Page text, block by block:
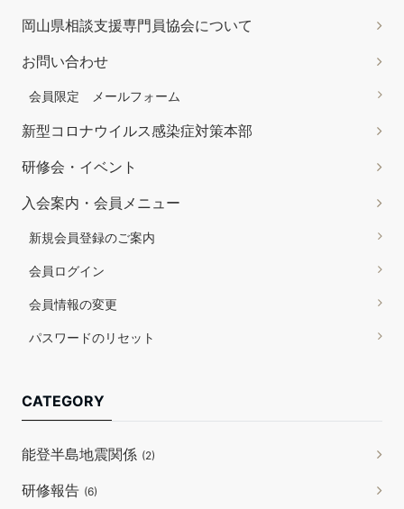
岡山県相談支援専門員協会について
お問い合わせ
会員限定 メールフォーム
新型コロナウイルス感染症対策本部
研修会・イベント
入会案内・会員メニュー
新規会員登録のご案内
会員ログイン
会員情報の変更
パスワードのリセット
CATEGORY
能登半島地震関係 (2)
研修報告 (6)